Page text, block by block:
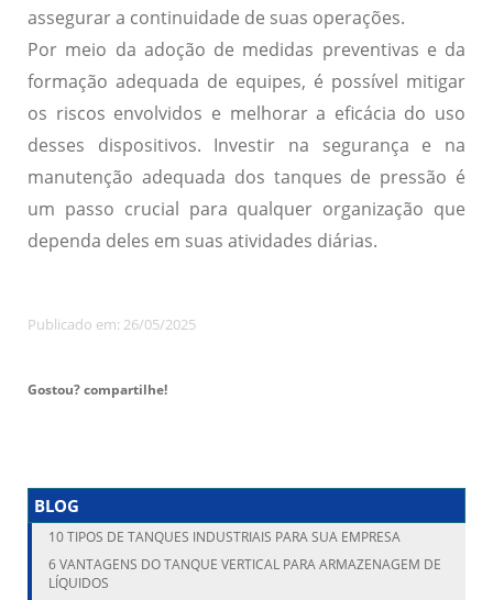
assegurar a continuidade de suas operações.
Por meio da adoção de medidas preventivas e da
formação adequada de equipes, é possível mitigar
os riscos envolvidos e melhorar a eficácia do uso
desses dispositivos. Investir na segurança e na
manutenção adequada dos tanques de pressão é
um passo crucial para qualquer organização que
dependa deles em suas atividades diárias.
Publicado em: 26/05/2025
Gostou? compartilhe!
BLOG
10 TIPOS DE TANQUES INDUSTRIAIS PARA SUA EMPRESA
6 VANTAGENS DO TANQUE VERTICAL PARA ARMAZENAGEM DE
LÍQUIDOS